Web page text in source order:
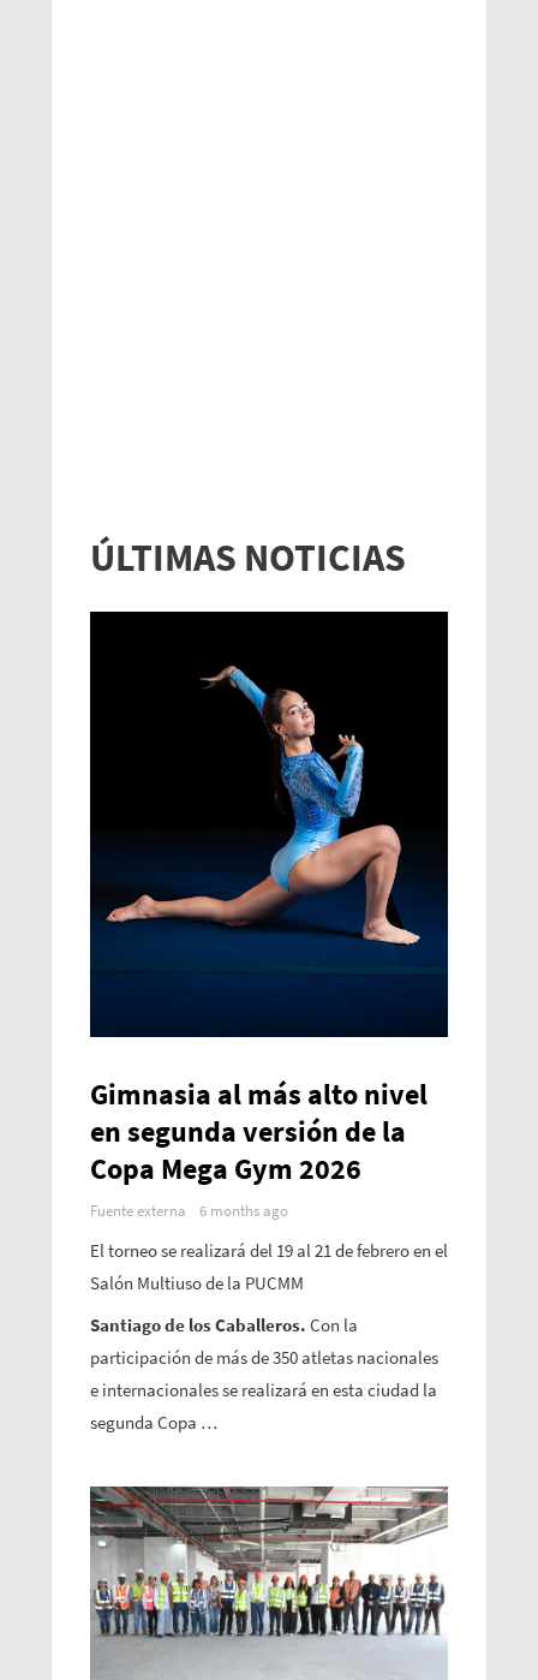
ÚLTIMAS NOTICIAS
Gimnasia al más alto nivel
en segunda versión de la
Copa Mega Gym 2026
Fuente externa 6 months ago
El torneo se realizará del 19 al 21 de febrero en el
Salón Multiuso de la PUCMM
Santiago de los Caballeros. Con la
participación de más de 350 atletas nacionales
e internacionales se realizará en esta ciudad la
segunda Copa …